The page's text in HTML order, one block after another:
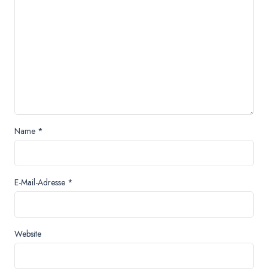
Name *
E-Mail-Adresse *
Website